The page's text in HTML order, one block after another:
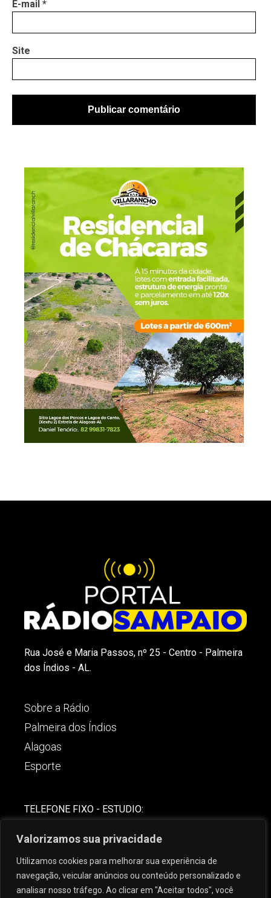
Valorizamos sua privacidade
Utilizamos cookies para melhorar sua experiência de
navegação, veicular anúncios ou conteúdo personalizado e
analisar nosso tráfego. Ao clicar em "Aceitar todos", você
E-mail *
Site
Rua José e Maria Passos, nº 25 - Centro - Palmeira
dos Índios - AL.
Sobre a Rádio
Palmeira dos Índios
Alagoas
Esporte
TELEFONE FIXO - ESTUDIO:
(82) 99621-8806